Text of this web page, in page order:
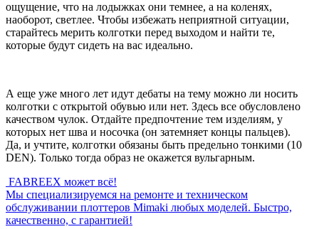
ощущение, что на лодыжках они темнее, а на коленях,
наоборот, светлее. Чтобы избежать неприятной ситуации,
старайтесь мерить колготки перед выходом и найти те,
которые будут сидеть на вас идеально.
А еще уже много лет идут дебаты на тему можно ли носить
колготки с открытой обувью или нет. Здесь все обусловлено
качеством чулок. Отдайте предпочтение тем изделиям, у
которых нет шва и носочка (он затемняет концы пальцев).
Да, и учтите, колготки обязаны быть предельно тонкими (10
DEN). Только тогда образ не окажется вульгарным.
FABREEX может всё!
Мы специализируемся на ремонте и техническом
обслуживании плоттеров Mimaki любых моделей. Быстро,
качественно, с гарантией!